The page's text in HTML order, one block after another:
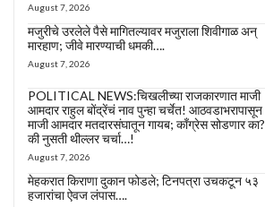
August 7, 2026
मजुरीचे उरलेले पैसे मागितल्यावर मजुराला शिवीगाळ अन्
मारहाण; जीवे मारण्याची धमकी….
August 7, 2026
POLITICAL NEWS:चिखलीच्या राजकारणात माजी
आमदार राहुल बोंद्रेंचं नाव पुन्हा चर्चेत! आठवडाभरापासून
माजी आमदार मतदारसंघातून गायब; काँग्रेस सोडणार का?
की नुसती थील्लर चर्चा…!
August 7, 2026
मेहकरात किराणा दुकान फोडले; टिनपत्रा उचकटून ५३
हजारांचा ऐवज लंपास….